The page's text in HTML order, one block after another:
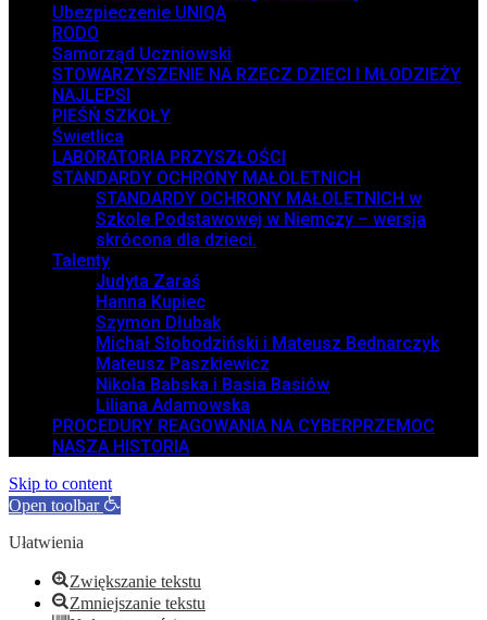
Ubezpieczenie UNIQA
RODO
Samorząd Uczniowski
STOWARZYSZENIE NA RZECZ DZIECI I MŁODZIEŻY
NAJLEPSI
PIEŚŃ SZKOŁY
Świetlica
LABORATORIA PRZYSZŁOŚCI
STANDARDY OCHRONY MAŁOLETNICH
STANDARDY OCHRONY MAŁOLETNICH w
Szkole Podstawowej w Niemczy – wersja
skrócona dla dzieci.
Talenty
Judyta Zaraś
Hanna Kupiec
Szymon Dłubak
Michał Słobodziński i Mateusz Bednarczyk
Mateusz Paszkiewicz
Nikola Babska i Basia Basiów
Liliana Adamowska
PROCEDURY REAGOWANIA NA CYBERPRZEMOC
NASZA HISTORIA
Skip to content
Open toolbar
Ułatwienia
Zwiększanie tekstu
Zmniejszanie tekstu